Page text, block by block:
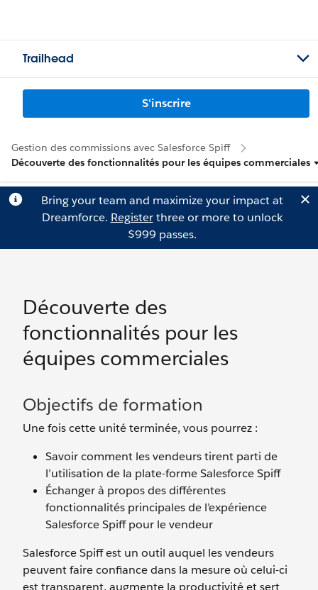
Trailhead
S'inscrire
Gestion des commissions avec Salesforce Spiff
Découverte des fonctionnalités pour les équipes commerciales
Bring your team and maximize your impact at
Dreamforce. Registerthree or more to unlock
$999 passes.
Découverte des
fonctionnalités pour les
équipes commerciales
Objectifs de formation
Une fois cette unité terminée, vous pourrez :
Savoir comment les vendeurs tirent parti de
l’utilisation de la plate-forme Salesforce Spiff
Échanger à propos des différentes
fonctionnalités principales de l’expérience
Salesforce Spiff pour le vendeur
Salesforce Spiff est un outil auquel les vendeurs
peuvent faire confiance dans la mesure où celui-ci
est transparent, augmente la productivité et sert